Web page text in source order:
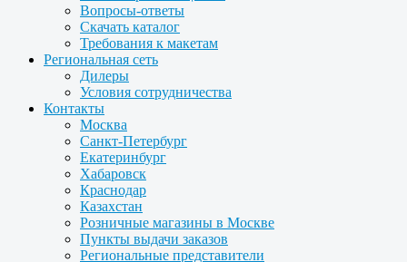
Вопросы-ответы
Скачать каталог
Требования к макетам
Региональная сеть
Дилеры
Условия сотрудничества
Контакты
Москва
Санкт-Петербург
Екатеринбург
Хабаровск
Краснодар
Казахстан
Розничные магазины в Москве
Пункты выдачи заказов
Региональные представители